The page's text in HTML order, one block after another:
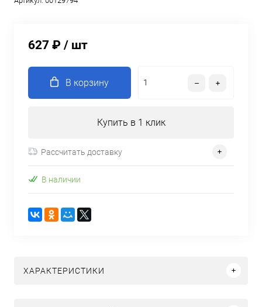
627 ₽ / шт
В корзину
Купить в 1 клик
Рассчитать доставку
В наличии
ХАРАКТЕРИСТИКИ